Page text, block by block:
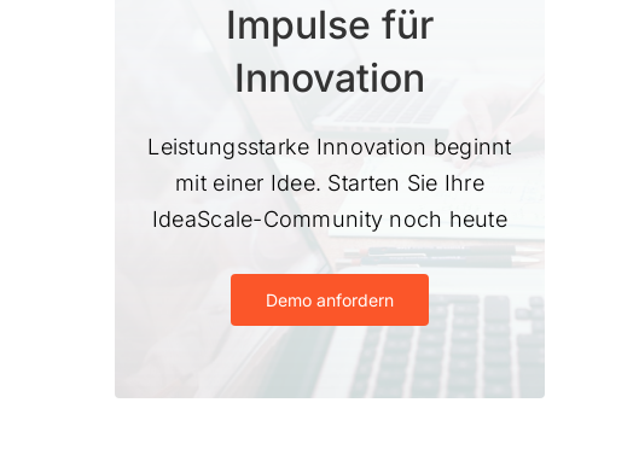
Impulse für
Innovation
Leistungsstarke Innovation beginnt
mit einer Idee. Starten Sie Ihre
IdeaScale-Community noch heute
Demo anfordern